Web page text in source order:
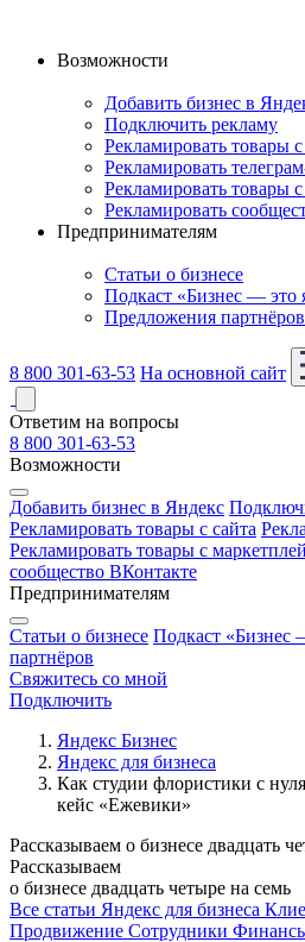
Возможности
Добавить бизнес в
Подключить рекламу
Рекламировать товары с
Рекламировать
Рекламировать товары
Рекламировать
Предпринимателям
Статьи о бизнесе
Подкаст «Бизнес — это
Предложения партнёров
8 800 301-63-53 На основной сайт
Ответим на вопросы
8 800 301-63-53
Возможности
Добавить бизнес в Яндекс
Рекламировать товары с сайта
Рекламировать товары с
сообщество ВКонтакте
Предпринимателям
Статьи о бизнесе Подкаст «Бизнес
партнёров
Свяжитесь со мной
Подключить
Яндекс Бизнес
Яндекс для бизнеса
Как студии флористики с
кейс «Ежевики»
Рассказываем о бизнесе двадцать
Рассказываем
о бизнесе двадцать четыре на семь
Все статьи Яндекс для бизнеса
Продвижение Сотрудники